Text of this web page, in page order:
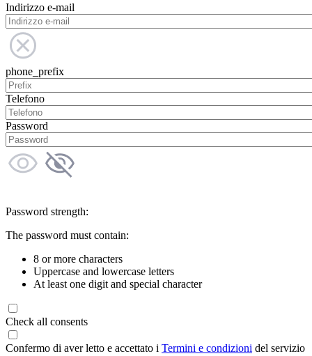
Indirizzo e-mail
phone_prefix
Telefono
Password
Password strength:
The password must contain:
8 or more characters
Uppercase and lowercase letters
At least one digit and special character
Check all consents
Confermo di aver letto e accettato i Termini e condizioni del servizio